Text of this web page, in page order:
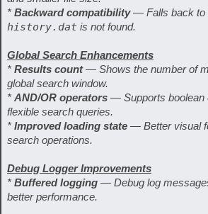
* Backward compatibility— Falls back to
history.dat is not found.
Global Search Enhancements
* Results count— Shows the number of
global search window.
* AND/OR operators — Supports boolean
flexible search queries.
* Improved loading state — Better visual
search operations.
Debug Logger Improvements
* Buffered logging — Debug log
better performance.